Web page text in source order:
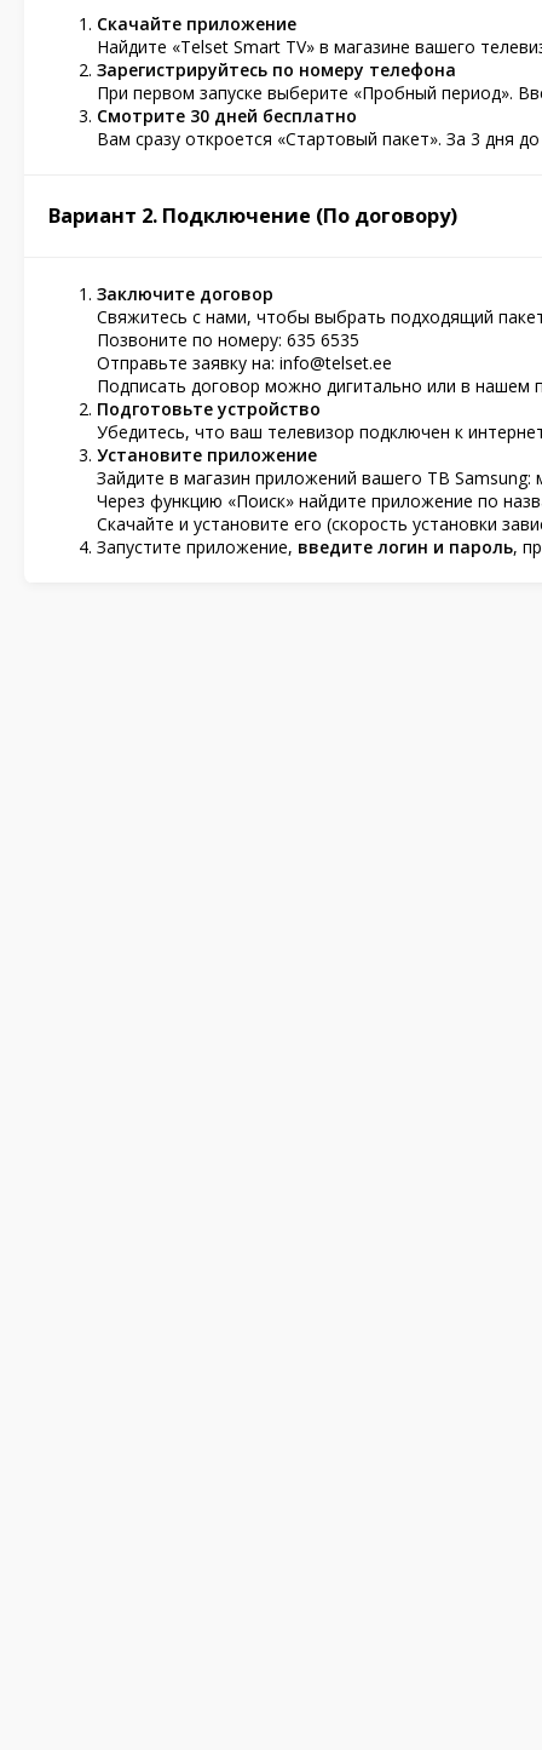
Скачайте приложение
Найдите «Telset Smart TV» в магазине вашего
Зарегистрируйтесь по номеру телефона
При первом запуске выберите «Пробный период».
Смотрите 30 дней бесплатно
Вам сразу откроется «Стартовый пакет». За 3 дня
Вариант 2. Подключение (По договору)
Заключите договор
Свяжитесь с нами, чтобы выбрать подходящий
Позвоните по номеру: 635 6535
Отправьте заявку на: info@telset.ee
Подписать договор можно дигитально или в нашем
Подготовьте устройство
Убедитесь, что ваш телевизор подключен к
Установите приложение
Зайдите в магазин приложений вашего ТВ Samsung:
Через функцию «Поиск» найдите приложение по
Скачайте и установите его (скорость установки
Запустите приложение, введите логин и пароль,